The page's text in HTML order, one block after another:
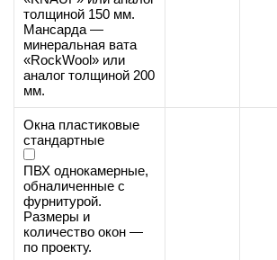
толщиной 150 мм.
Мансарда —
минеральная вата
«RockWool» или
аналог толщиной 200
мм.
Окна пластиковые
стандартные
ПВХ однокамерные,
обналиченные с
фурнитурой.
Размеры и
количество окон —
по проекту.